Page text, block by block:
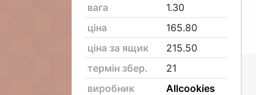
вага
1.30
ціна
165.80
ціна за ящик
215.50
термін збер.
21
виробник
Allcookies